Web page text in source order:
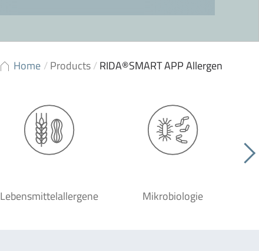
Home /Products/RIDA®SMART APP Allergen
Lebensmittelallergene Mikrobiologie